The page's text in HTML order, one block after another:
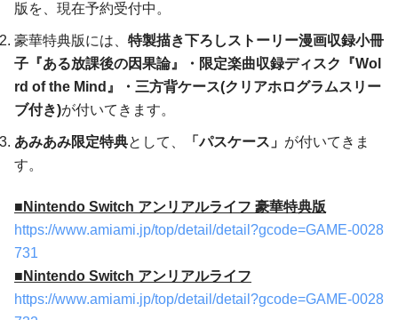
版を、現在予約受付中。
豪華特典版には、 特製描き下ろしストーリー漫画収録小冊
子『ある放課後の因果論』・限定楽曲収録ディスク『Wol
rd of the Mind』・三方背ケース(クリアホログラムスリー
ブ付き)が付いてきます。
あみあみ限定特典として、 「パスケース」 が付いてきま
す。
■Nintendo Switch アンリアルライフ 豪華特典版
https://www.amiami.jp/top/detail/detail?gcode=GAME-0028
731
■Nintendo Switch アンリアルライフ
https://www.amiami.jp/top/detail/detail?gcode=GAME-0028